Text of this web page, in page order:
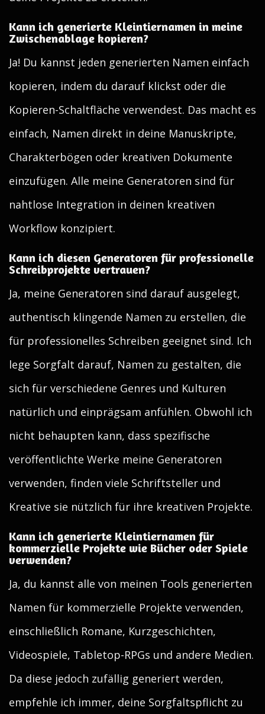
Kann ich generierte Kleintiernamen in meine
Zwischenablage kopieren?
Ja! Du kannst jeden generierten Namen einfach
kopieren, indem du darauf klickst oder die
Kopieren-Schaltfläche verwendest. Das macht es
einfach, Namen direkt in deine Manuskripte,
Charakterbögen oder kreativen Dokumente
einzufügen. Alle meine Generatoren sind für
nahtlose Integration in deinen kreativen
Workflow konzipiert.
Kann ich diesen Generatoren für professionelle
Schreibprojekte vertrauen?
Ja, meine Generatoren sind darauf ausgelegt,
authentisch klingende Namen zu erstellen, die
für professionelles Schreiben geeignet sind. Ich
lege Sorgfalt darauf, Namen zu gestalten, die
sich für verschiedene Genres und Kulturen
natürlich und einprägsam anfühlen. Obwohl ich
nicht behaupten kann, dass spezifische
veröffentlichte Werke meine Generatoren
verwenden, finden viele Schriftsteller und
Kreative sie nützlich für ihre kreativen Projekte.
Kann ich generierte Kleintiernamen für
kommerzielle Projekte wie Bücher oder Spiele
verwenden?
Ja, du kannst alle von meinen Tools generierten
Namen für kommerzielle Projekte verwenden,
einschließlich Romane, Kurzgeschichten,
Videospiele, Tabletop-RPGs und andere Medien.
Da diese jedoch zufällig generiert werden,
empfehle ich immer, deine Sorgfaltspflicht zu